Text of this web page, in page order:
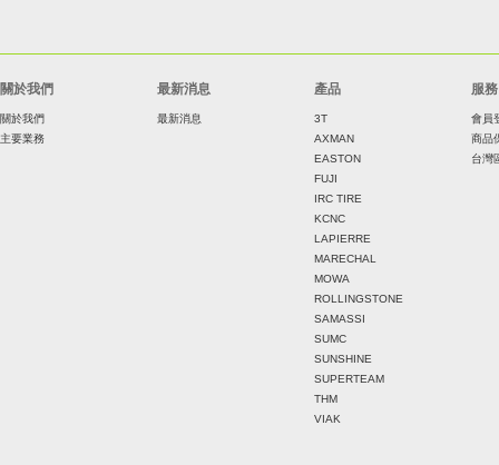
關於我們
關於我們
主要業務
最新消息
最新消息
產品
3T
AXMAN
EASTON
FUJI
IRC TIRE
KCNC
LAPIERRE
MARECHAL
MOWA
ROLLINGSTONE
SAMASSI
SUMC
SUNSHINE
SUPERTEAM
THM
VIAK
服務
會員
商品
台灣